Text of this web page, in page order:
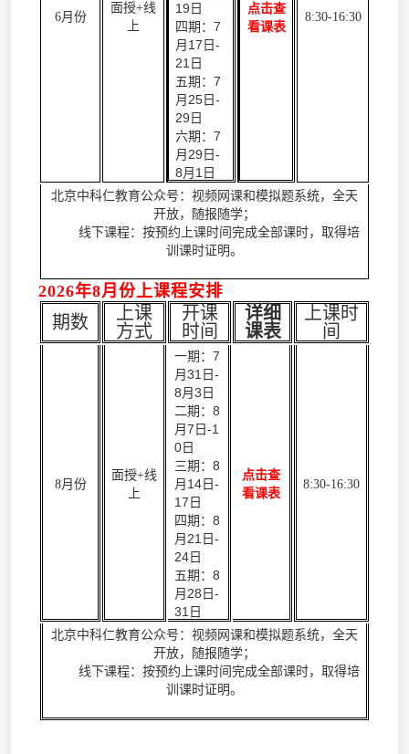
6月份
面授+线
上
19日
四期：7
月17日-
21日
五期：7
月25日-
29日
六期：7
月29日-
8月1日
点击查
看课表
8:30-16:30
北京中科仁教育公众号：视频网课和模拟题系统，全天
开放，随报随学；
线下课程：按预约上课时间完成全部课时，取得培
训课时证明。
2026年8月份上课程安排
期数
上课
方式
开课
时间
详细
课表
上课时
间
8月份
面授+线
上
一期：7
月31日-
8月3日
二期：8
月7日-1
0日
三期：8
月14日-
17日
四期：8
月21日-
24日
五期：8
月28日-
31日
点击查
看课表
8:30-16:30
北京中科仁教育公众号：视频网课和模拟题系统，全天
开放，随报随学；
线下课程：按预约上课时间完成全部课时，取得培
训课时证明。